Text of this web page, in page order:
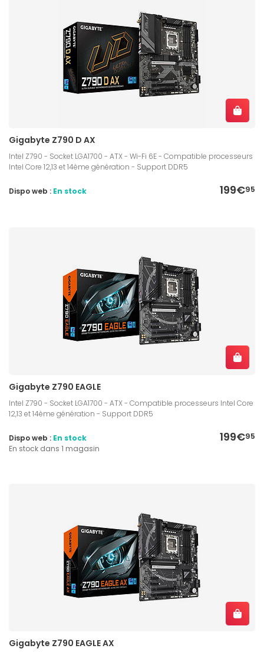
Gigabyte Z790 D AX
Intel Z790 - Socket LGA1700 - ATX - Wi-Fi 6E - Compatible processeurs
Intel Core 12,13 et 14ème génération - Support DDR5
199€95
Dispo web : En stock
Gigabyte Z790 EAGLE
Intel Z790 - Socket LGA1700 - ATX - Compatible processeurs Intel Core
12,13 et 14ème génération - Support DDR5
199€95
Dispo web : En stock
En stock dans 1 magasin
Gigabyte Z790 EAGLE AX